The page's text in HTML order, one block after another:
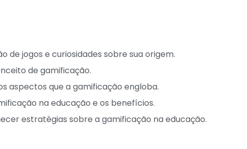
de jogos e curiosidades sobre sua origem.
de gamificação.
aspectos que a gamificação engloba.
na educação e os benefícios.
estratégias sobre a gamificação na educação.